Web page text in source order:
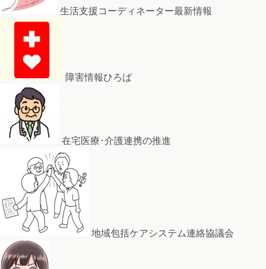
生活支援コーディネーター最新情報
障害情報ひろば
在宅医療･介護連携の推進
地域包括ケアシステム連絡協議会